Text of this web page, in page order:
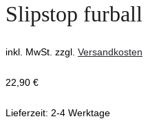
Slipstop furball
inkl. MwSt. zzgl. Versandkosten
22,90 €
Lieferzeit: 2-4 Werktage